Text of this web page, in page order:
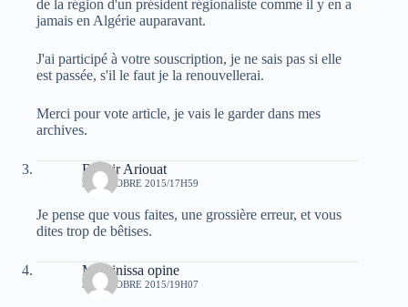
de la région d'un président régionaliste comme il y en a
jamais en Algérie auparavant.
J'ai participé à votre souscription, je ne sais pas si elle
est passée, s'il le faut je la renouvellerai.
Merci pour vote article, je vais le garder dans mes
archives.
Bachir Ariouat
30 OCTOBRE 2015/17H59
Je pense que vous faites, une grossière erreur, et vous
dites trop de bêtises.
Massinissa opine
30 OCTOBRE 2015/19H07